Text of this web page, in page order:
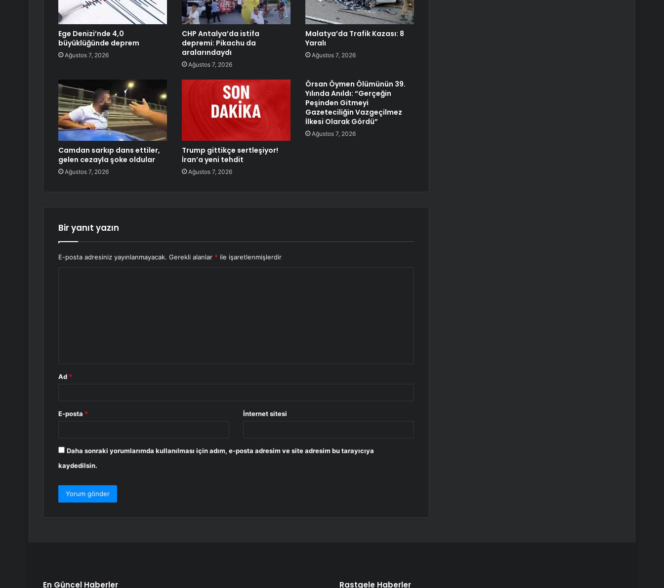
Ege Denizi’nde 4,0
büyüklüğünde deprem
Ağustos 7, 2026
CHP Antalya’da istifa
depremi: Pikachu da
aralarındaydı
Ağustos 7, 2026
Malatya’da Trafik Kazası: 8
Yaralı
Ağustos 7, 2026
Camdan sarkıp dans ettiler,
gelen cezayla şoke oldular
Ağustos 7, 2026
Trump gittikçe sertleşiyor!
İran’a yeni tehdit
Ağustos 7, 2026
Örsan Öymen Ölümünün 39.
Yılında Anıldı: “Gerçeğin
Peşinden Gitmeyi
Gazeteciliğin Vazgeçilmez
İlkesi Olarak Gördü”
Ağustos 7, 2026
Bir yanıt yazın
E-posta adresiniz yayınlanmayacak. Gerekli alanlar * ile işaretlenmişlerdir
Ad *
E-posta * İnternet sitesi
Daha sonraki yorumlarımda kullanılması için adım, e-posta adresim ve site adresim bu tarayıcıya
kaydedilsin.
En Güncel Haberler Rastgele Haberler